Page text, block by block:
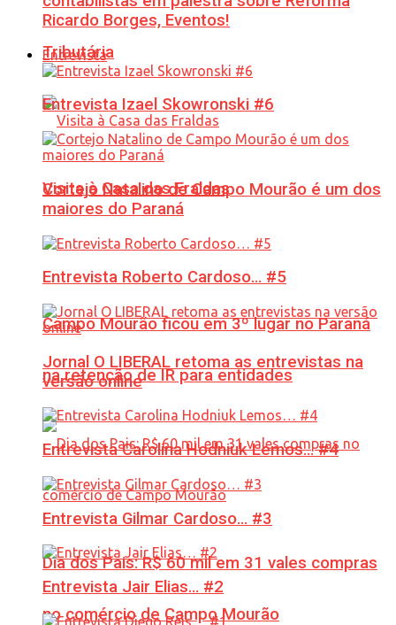
Tributária
Visita à Casa das Fraldas
Campo Mourão ficou em 3º lugar no Paraná
na retenção de IR para entidades
Dia dos Pais: R$ 60 mil em 31 vales compras
no comércio de Campo Mourão
Ricardo Borges, Eventos!
Entrevista
Entrevista Izael Skowronski #6
Cortejo Natalino de Campo Mourão é um dos
maiores do Paraná
Entrevista Roberto Cardoso… #5
Jornal O LIBERAL retoma as entrevistas na
versão online
Entrevista Carolina Hodniuk Lemos… #4
Entrevista Gilmar Cardoso… #3
Entrevista Jair Elias… #2